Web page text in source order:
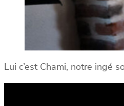
Lui c’est Chami, notre ingé